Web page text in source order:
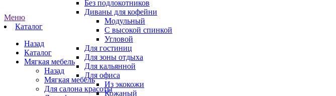
Без подлокотников
Диваны для кофейни
Модульный
С высокой спинкой
Угловой
Для гостиниц
Для зоны отдыха
Для кальянной
Для офиса
Из экокожи
Кожаный
Меню
Каталог
Назад
Каталог
Мягкая мебель
Назад
Мягкая мебель
Для салона красоты